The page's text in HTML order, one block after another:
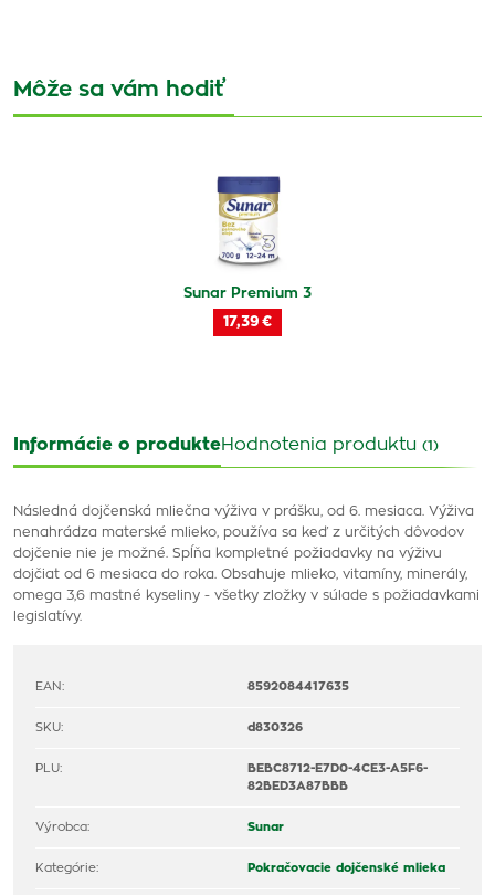
Môže sa vám hodiť
Sunar Premium 3
17,39 €
Informácie o produkteHodnotenia produktu (1)
Následná dojčenská mliečna výživa v prášku, od 6. mesiaca. Výživa
nenahrádza materské mlieko, používa sa keď z určitých dôvodov
dojčenie nie je možné. Spĺňa kompletné požiadavky na výživu
dojčiat od 6 mesiaca do roka. Obsahuje mlieko, vitamíny, minerály,
omega 3,6 mastné kyseliny - všetky zložky v súlade s požiadavkami
legislatívy.
EAN: 8592084417635
SKU: d830326
PLU:
BEBC8712-E7D0-4CE3-A5F6-
82BED3A87BBB
Výrobca: Sunar
Kategórie: Pokračovacie dojčenské mlieka